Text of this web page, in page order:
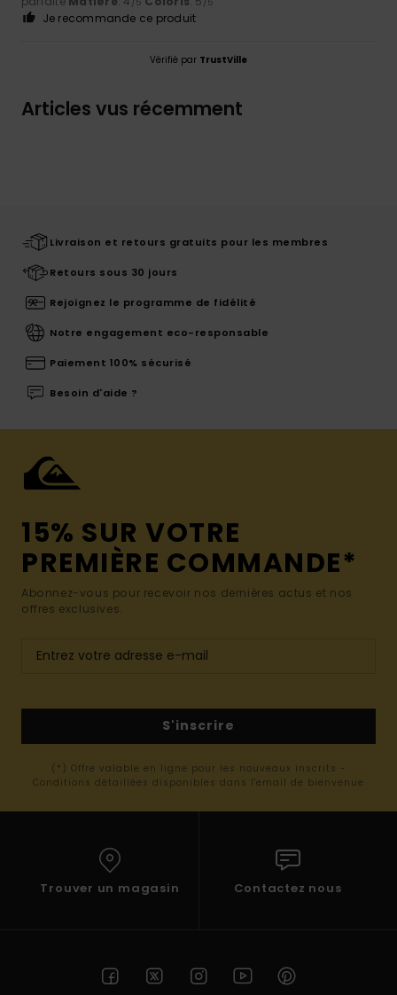
Je recommande ce produit
Vérifié par TrustVille
Articles vus récemment
Livraison et retours gratuits pour les membres
Retours sous 30 jours
Rejoignez le programme de fidélité
Notre engagement eco-responsable
Paiement 100% sécurisé
Besoin d'aide ?
15% SUR VOTRE
PREMIÈRE COMMANDE*
Abonnez-vous pour recevoir nos dernières actus et nos
offres exclusives.
S'inscrire
(*) Offre valable en ligne pour les nouveaux inscrits -
Conditions détaillées disponibles dans l'email de bienvenue
Trouver un magasin Contactez nous